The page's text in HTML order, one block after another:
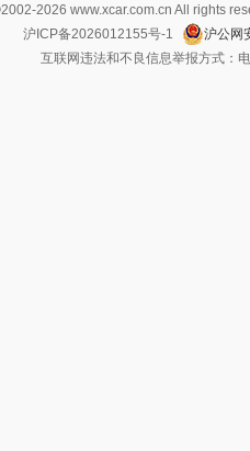
2026 www.xcar.com.cn All rights
沪ICP备2026012155号-1
沪公网
互联网违法和不良信息举报方式：